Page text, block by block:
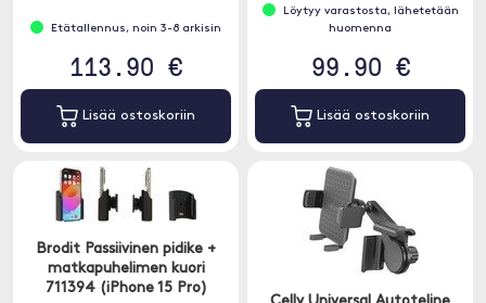
Etätallennus, noin 3-8 arkisin
113.90 €
Lisää ostoskoriin
Löytyy varastosta, lähetetään
huomenna
99.90 €
Lisää ostoskoriin
Brodit Passiivinen pidike +
matkapuhelimen kuori
711394 (iPhone 15 Pro)